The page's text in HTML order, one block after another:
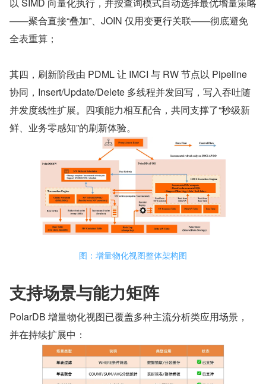
——聚合直接“叠加”、JOIN 仅用变更行关联——彻底避免
全表重算；
其四，刷新阶段由 PDML 让 IMCI 与 RW 节点以 Pipeline
协同，Insert/Update/Delete 多线程并发回写，写入吞吐随
并发度线性扩展。四项能力相互配合，共同支撑了“秒级新
鲜、业务零感知”的刷新体验。
图：增量物化视图整体架构图
支持场景与能力矩阵
PolarDB 增量物化视图已覆盖多种主流分析类应用场景，
并在持续扩展中：